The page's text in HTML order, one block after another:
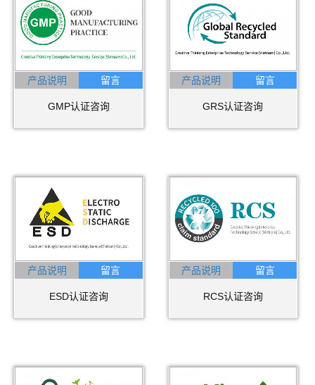
产品说明
GMP认证咨询
产品说明
GRS认证咨询
产品说明
ESD认证咨询
产品说明
RCS认证咨询